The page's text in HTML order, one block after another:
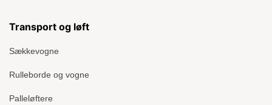
Transport og løft
Sækkevogne
Rulleborde og vogne
Palleløftere